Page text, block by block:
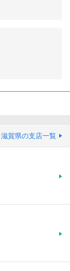
滋賀県の支店一覧